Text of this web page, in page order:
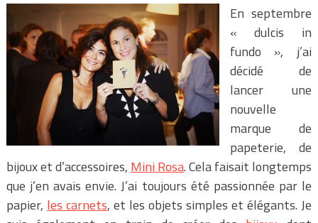
En septembre
« dulcis in
fundo », j’ai
décidé de
lancer une
nouvelle
marque de
papeterie, de
bijoux et d’accessoires, Mini Rosa. Cela faisait longtemps
que j’en avais envie. J’ai toujours été passionnée par le
papier, les carnets, et les objets simples et élégants. Je